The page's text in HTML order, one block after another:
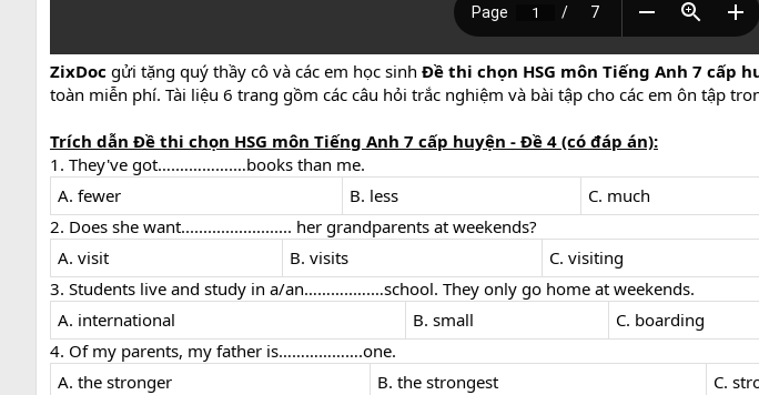
ZixDoc gửi tặng quý thầy cô và các em học sinh Đề thi chọn HSG môn Tiếng Anh 7 cấp
toàn miễn phí. Tài liệu 6 trang gồm các câu hỏi trắc nghiệm và bài tập cho các em ôn tập
Trích dẫn Đề thi chọn HSG môn Tiếng Anh 7 cấp huyện - Đề 4 (có đáp án):
1. They've got….………….…books than me.
A. fewer
B. less C. much
2. Does she want......................... her grandparents at weekends?
A. visit
B. visits C. visiting
3. Students live and study in a/an………..….…school. They only go home at weekends.
A. international
B. small C. boarding
4. Of my parents, my father is……………….one.
A. the stronger
B. the strongest C.